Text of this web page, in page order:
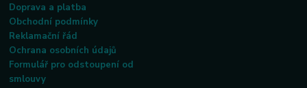
Doprava a platba
Obchodní podmínky
Reklamační řád
Ochrana osobních údajů
Formulář pro odstoupení od
smlouvy